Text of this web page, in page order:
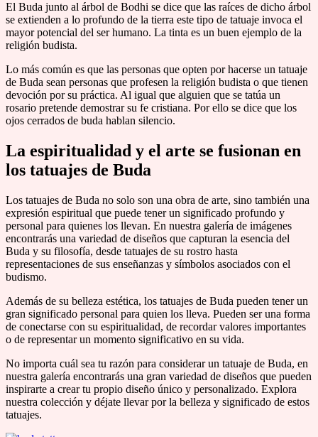
El Buda junto al árbol de Bodhi se dice que las raíces de dicho árbol
se extienden a lo profundo de la tierra este tipo de tatuaje invoca el
mayor potencial del ser humano. La tinta es un buen ejemplo de la
religión budista.
Lo más común es que las personas que opten por hacerse un tatuaje
de Buda sean personas que profesen la religión budista o que tienen
devoción por su práctica. Al igual que alguien que se tatúa un
rosario pretende demostrar su fe cristiana. Por ello se dice que los
ojos cerrados de buda hablan silencio.
La espiritualidad y el arte se fusionan en
los tatuajes de Buda
Los tatuajes de Buda no solo son una obra de arte, sino también una
expresión espiritual que puede tener un significado profundo y
personal para quienes los llevan. En nuestra galería de imágenes
encontrarás una variedad de diseños que capturan la esencia del
Buda y su filosofía, desde tatuajes de su rostro hasta
representaciones de sus enseñanzas y símbolos asociados con el
budismo.
Además de su belleza estética, los tatuajes de Buda pueden tener un
gran significado personal para quien los lleva. Pueden ser una forma
de conectarse con su espiritualidad, de recordar valores importantes
o de representar un momento significativo en su vida.
No importa cuál sea tu razón para considerar un tatuaje de Buda, en
nuestra galería encontrarás una gran variedad de diseños que pueden
inspirarte a crear tu propio diseño único y personalizado. Explora
nuestra colección y déjate llevar por la belleza y significado de estos
tatuajes.